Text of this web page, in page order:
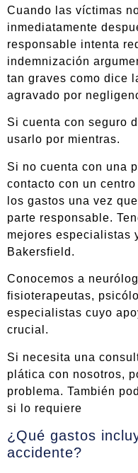
Cuando las víctimas
inmediatamente
responsable intenta
indemnización
tan graves como dice
agravado por
Si cuenta con seguro
usarlo por mientras.
Si no cuenta con una
contacto con un
los gastos una vez
parte responsable.
mejores especialistas
Bakersfield.
Conocemos a
fisioterapeutas,
especialistas cuyo
crucial.
Si necesita una
plática con nosotros,
problema. También
si lo requiere
¿Qué gastos
accidente?